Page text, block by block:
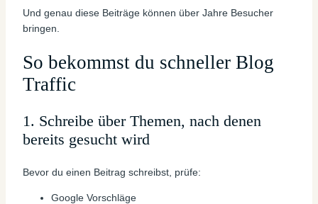
Und genau diese Beiträge können über Jahre Besucher
bringen.
So bekommst du schneller Blog
Traffic
1. Schreibe über Themen, nach denen
bereits gesucht wird
Bevor du einen Beitrag schreibst, prüfe:
Google Vorschläge